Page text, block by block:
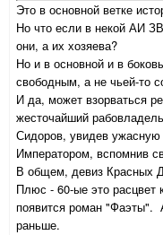
Это в основной ветке
Но что если в некой АИ
они, а их хозяева?
Но и в основной и в
свободным, а не чьей-то
И да, может взорваться
жесточайший
Сидоров, увидев
Императором, вспомнив
В общем, девиз Красных
Плюс - 60-ые это расцвет
появится роман "Фаэты".
раньше.